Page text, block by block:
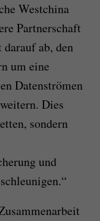
Westchina
Partnerschaft
ab, den
um eine
Datenströmen
Dies
sondern
und